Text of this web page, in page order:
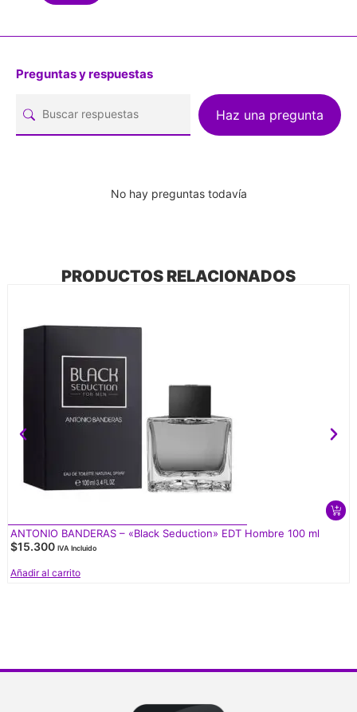
Preguntas y respuestas
Haz una pregunta
No hay preguntas todavía
PRODUCTOS RELACIONADOS
ANTONIO BANDERAS – «Black Seduction» EDT Hombre 100 ml
$15.300 IVA Incluido
Añadir al carrito